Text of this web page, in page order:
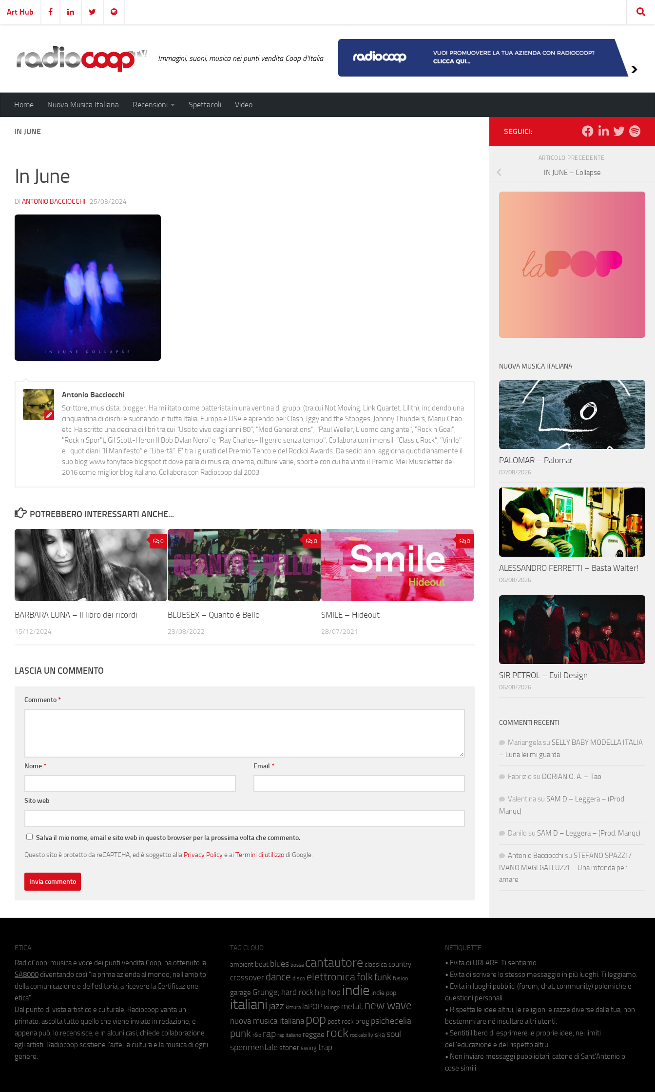
Salta al contenuto
Art Hub
Immagini, suoni, musica nei punti vendita Coop d'Italia
Home Nuova Musica Italiana Recensioni Spettacoli Video
IN JUNE
In June
DI ANTONIO BACCIOCCHI · 25/03/2024
Antonio Bacciocchi
Scrittore, musicista, blogger. Ha militato come batterista in una ventina di gruppi (tra cui Not Moving, Link Quartet, Lilith), incidendo una
cinquantina di dischi e suonando in tutta Italia, Europa e USA e aprendo per Clash, Iggy and the Stooges, Johnny Thunders, Manu Chao
etc. Ha scritto una decina di libri tra cui "Uscito vivo dagli anni 80", "Mod Generations", "Paul Weller, L’uomo cangiante", "Rock n Goal",
"Rock n Spor"t, Gil Scott-Heron Il Bob Dylan Nero" e "Ray Charles- Il genio senza tempo". Collabora con i mensili “Classic Rock”, "Vinile"
e i quotidiani “Il Manifesto” e “Libertà”. E' tra i giurati del Premio Tenco e del Rockol Awards. Da sedici anni aggiorna quotidianamente il
suo blog www.tonyface.blogspot.it dove parla di musica, cinema, culture varie, sport e con cui ha vinto il Premio Mei Musicletter del
2016 come miglior blog italiano. Collabora con Radiocoop dal 2003.
POTREBBERO INTERESSARTI ANCHE...
0
BARBARA LUNA – Il libro dei ricordi
15/12/2024
0
BLUESEX – Quanto è Bello
23/08/2022
0
SMILE – Hideout
28/07/2021
LASCIA UN COMMENTO
Commento*
Nome* Email*
Sito web
Salva il mio nome, email e sito web in questo browser per la prossima volta che commento.
Questo sito è protetto da reCAPTCHA, ed è soggetto alla Privacy Policye ai Termini di utilizzodi Google.
SEGUICI:
ARTICOLO PRECEDENTE
IN JUNE – Collapse
NUOVA MUSICA ITALIANA
PALOMAR – Palomar
07/08/2026
ALESSANDRO FERRETTI – Basta Walter!
06/08/2026
SIR PETROL – Evil Design
06/08/2026
COMMENTI RECENTI
Mariangela su SELLY BABY MODELLA ITALIA
– Luna lei mi guarda
Fabrizio su DORIAN O. A. – Tao
Valentina su SAM D – Leggera – (Prod.
Manqc)
Danilo su SAM D – Leggera – (Prod. Manqc)
Antonio Bacciocchi su STEFANO SPAZZI /
IVANO MAGI GALLUZZI – Una rotonda per
amare
ETICA
RadioCoop, musica e voce dei punti vendita Coop, ha ottenuto la
SA8000 diventando così "la prima azienda al mondo, nell'ambito
della comunicazione e dell'editoria, a ricevere la Certificazione
etica".
Dal punto di vista artistico e culturale, Radiocoop vanta un
primato: ascolta tutto quello che viene inviato in redazione, e
appena può, lo recensisce, e in alcuni casi, chiede collaborazione
agli artisti. Radiocoop sostiene l'arte, la cultura e la musica di ogni
genere.
TAG CLOUD
ambient beat blues bossa cantautore classica country
crossover dance disco elettronicafolkfunk fusion
garage Grunge; hard rock hip hop indie indie pop
italiani jazz kimura laPOP lounge metal; new wave
nuova musica italiana pop post rock prog psichedelia
punk r&b rap rap italiano reggae rock rockabilly ska soul
sperimentale stoner swing trap
NETIQUETTE
• Evita di URLARE. Ti sentiamo.
• Evita di scrivere lo stesso messaggio in più luoghi. Ti leggiamo.
• Evita in luoghi pubblici (forum, chat, community) polemiche e
questioni personali.
• Rispetta le idee altrui, le religioni e razze diverse dalla tua, non
bestemmiare né insultare altri utenti.
• Sentiti libero di esprimere le proprie idee, nei limiti
dell'educazione e del rispetto altrui.
• Non inviare messaggi pubblicitari, catene di Sant'Antonio o
cose simili.